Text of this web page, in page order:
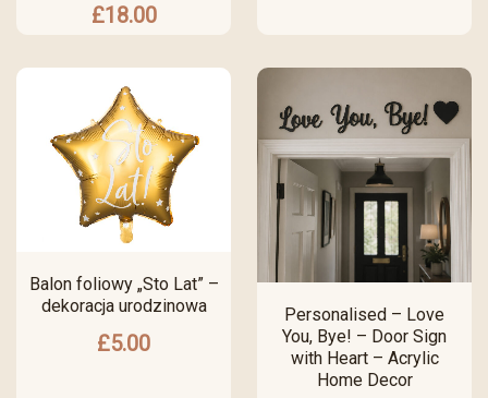
£18.00
Balon foliowy „Sto Lat” –
dekoracja urodzinowa
£5.00
Personalised – Love
You, Bye! – Door Sign
with Heart – Acrylic
Home Decor